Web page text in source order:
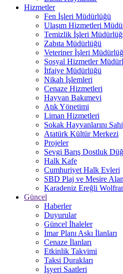
Hizmetler
Fen İşleri Müdürlüğü
Ulaşım Hizmetleri
Temizlik İşleri
Zabıta Müdürlüğü
Veteriner İşleri
Sosyal Hizmetler
İtfaiye Müdürlüğü
Nikah İşlemleri
Cenaze Hizmetleri
Hayvan Bakımevi
Atık Yönetimi
Liman Hizmetleri
Sokak Hayvanlarını
Atatürk Kültür Merkezi
Projeler
Sevgi Barış Dostluk
Halk Kafe
Cumhuriyet Halk Evleri
SBD Plaj ve Mesire
Karadeniz Ereğli
Güncel
Haberler
Duyurular
Güncel İhaleler
İmar Planı Askı İlanları
Cenaze İlanları
Etkinlik Takvimi
Taksi Durakları
İşyeri Saatleri